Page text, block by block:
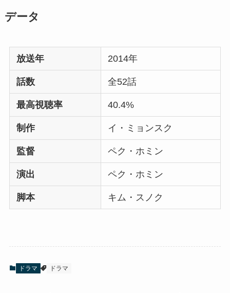
データ
放送年 2014年
話数 全52話
最高視聴率 40.4%
制作 イ・ミョンスク
監督 ペク・ホミン
演出 ペク・ホミン
脚本 キム・スノク
ドラマ ドラマ